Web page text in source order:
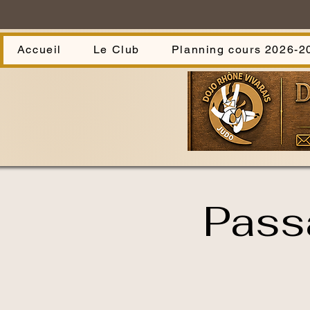
Accueil Le Club Planning cours 2026-